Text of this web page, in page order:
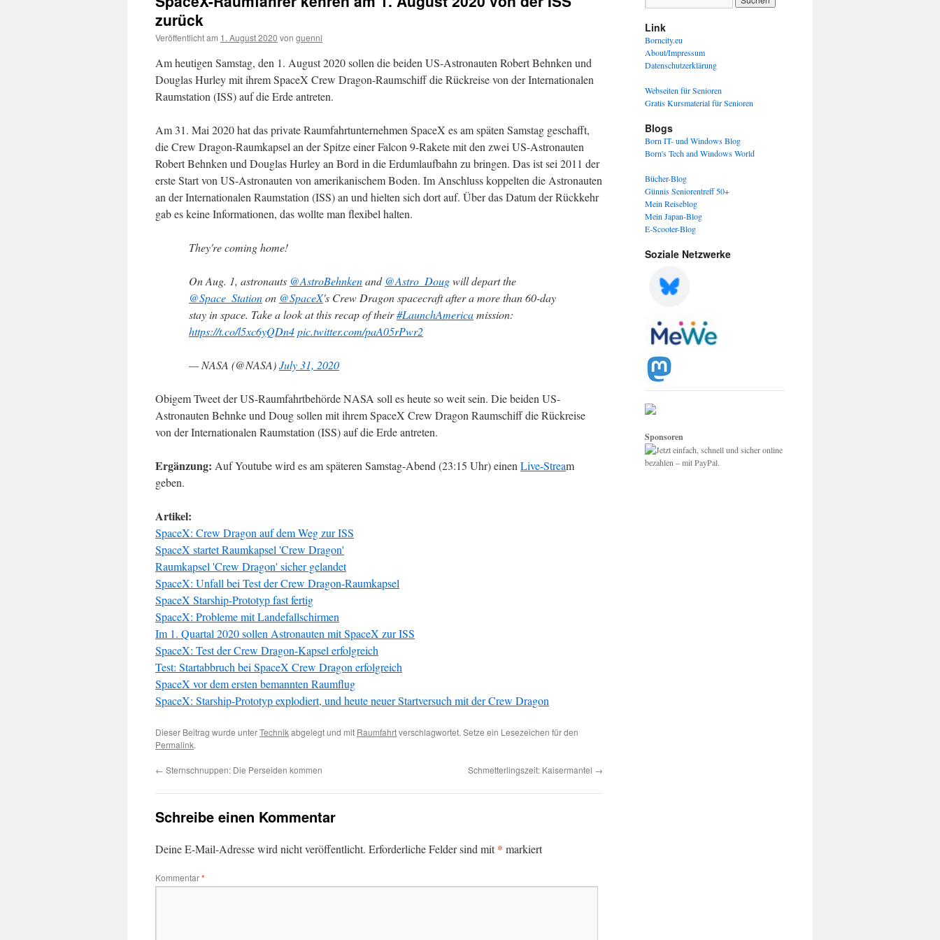
zurück
Veröffentlicht am 1. August 2020 von guenni
Am heutigen Samstag, den 1. August 2020 sollen die beiden US-Astronauten Robert Behnken und
Douglas Hurley mit ihrem SpaceX Crew Dragon-Raumschiff die Rückreise von der Internationalen
Raumstation (ISS) auf die Erde antreten.
Am 31. Mai 2020 hat das private Raumfahrtunternehmen SpaceX es am späten Samstag geschafft,
die Crew Dragon-Raumkapsel an der Spitze einer Falcon 9-Rakete mit den zwei US-Astronauten
Robert Behnken und Douglas Hurley an Bord in die Erdumlaufbahn zu bringen. Das ist sei 2011 der
erste Start von US-Astronauten von amerikanischem Boden. Im Anschluss koppelten die Astronauten
an der Internationalen Raumstation (ISS) an und hielten sich dort auf. Über das Datum der Rückkehr
gab es keine Informationen, das wollte man flexibel halten.
They're coming home!
On Aug. 1, astronauts @AstroBehnkenand @Astro_Dougwill depart the
@Space_Stationon @SpaceX's Crew Dragon spacecraft after a more than 60-day
stay in space. Take a look at this recap of their#LaunchAmericamission:
https://t.co/l5xc6yQDn4pic.twitter.com/paA05rPwr2
— NASA (@NASA)July 31, 2020
Obigem Tweet der US-Raumfahrtbehörde NASA soll es heute so weit sein. Die beiden US-
Astronauten Behnke und Doug sollen mit ihrem SpaceX Crew Dragon Raumschiff die Rückreise
von der Internationalen Raumstation (ISS) auf die Erde antreten.
Ergänzung: Auf Youtube wird es am späteren Samstag-Abend (23:15 Uhr) einen Live-Stream
geben.
Artikel:
SpaceX: Crew Dragon auf dem Weg zur ISS
SpaceX startet Raumkapsel 'Crew Dragon'
Raumkapsel 'Crew Dragon' sicher gelandet
SpaceX: Unfall bei Test der Crew Dragon-Raumkapsel
SpaceX Starship-Prototyp fast fertig
SpaceX: Probleme mit Landefallschirmen
Im 1. Quartal 2020 sollen Astronauten mit SpaceX zur ISS
SpaceX: Test der Crew Dragon-Kapsel erfolgreich
Test: Startabbruch bei SpaceX Crew Dragon erfolgreich
SpaceX vor dem ersten bemannten Raumflug
SpaceX: Starship-Prototyp explodiert, und heute neuer Startversuch mit der Crew Dragon
Dieser Beitrag wurde unterTechnikabgelegt und mit Raumfahrtverschlagwortet. Setze ein Lesezeichen für den
Permalink.
← Sternschnuppen: Die Perseiden kommen Schmetterlingszeit: Kaisermantel →
Schreibe einen Kommentar
Deine E-Mail-Adresse wird nicht veröffentlicht. Erforderliche Felder sind mit* markiert
Kommentar*
Link
Borncity.eu
About/Impressum
Datenschutzerklärung
Webseiten für Senioren
Gratis Kursmaterial für Senioren
Blogs
Born IT- und Windows Blog
Born's Tech and Windows World
Bücher-Blog
Günnis Seniorentreff 50+
Mein Reiseblog
Mein Japan-Blog
E-Scooter-Blog
Soziale Netzwerke
Sponsoren